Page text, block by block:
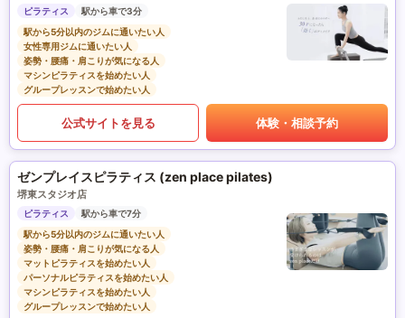
ピラティス
駅から車で3分
駅から5分以内のジムに通いたい人
女性専用ジムに通いたい人
姿勢・腰痛・肩こりが気になる人
マシンピラティスを始めたい人
グループレッスンで始めたい人
公式サイトを見る 体験・相談予約
ゼンプレイスピラティス (zen place pilates)
堺東スタジオ店
ピラティス
駅から車で7分
駅から5分以内のジムに通いたい人
姿勢・腰痛・肩こりが気になる人
マットピラティスを始めたい人
パーソナルピラティスを始めたい人
マシンピラティスを始めたい人
グループレッスンで始めたい人